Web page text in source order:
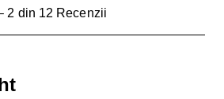
2 din 12 Recenzii